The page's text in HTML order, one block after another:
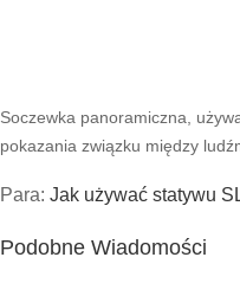
Soczewka panoramiczna,
pokazania związku między
Para: Jak używać statywu
Podobne Wiadomości